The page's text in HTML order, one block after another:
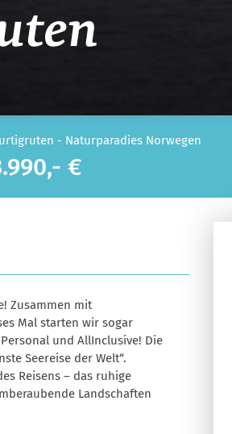
- Naturparadies Norwegen
€
Zusammen mit
Mal starten wir sogar
und AllInclusive! Die
Seereise der Welt“.
Reisens – das ruhige
Landschaften